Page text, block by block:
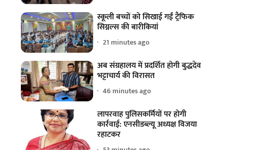
स्कूली बच्चों को सिखाई गईं ट्रैफिक
सिग्नल्स की बारीकियां
21 minutes ago
अब संग्रहालय में प्रदर्शित होगी बुद्धदेव
भट्टाचार्य की विरासत
46 minutes ago
लापरवाह पुलिसकर्मियों पर होगी
कार्रवाई: एनसीडब्ल्यू अध्यक्ष विजया
रहाटकर